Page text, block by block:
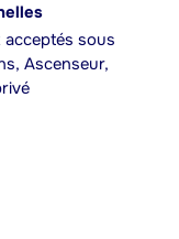
acceptés sous
Ascenseur,